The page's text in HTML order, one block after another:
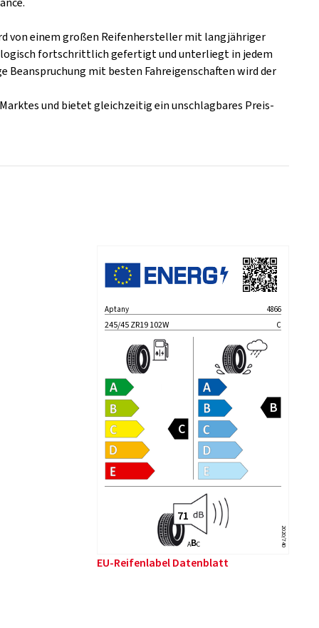
von einem großen Reifenhersteller mit langjähriger
fortschrittlich gefertigt und unterliegt in jedem
mit besten Fahreigenschaften wird der
und bietet gleichzeitig ein unschlagbares Preis-
Aptany 4866
245/45 ZR19 102W C
ABC 2020/740
EU-Reifenlabel Datenblatt